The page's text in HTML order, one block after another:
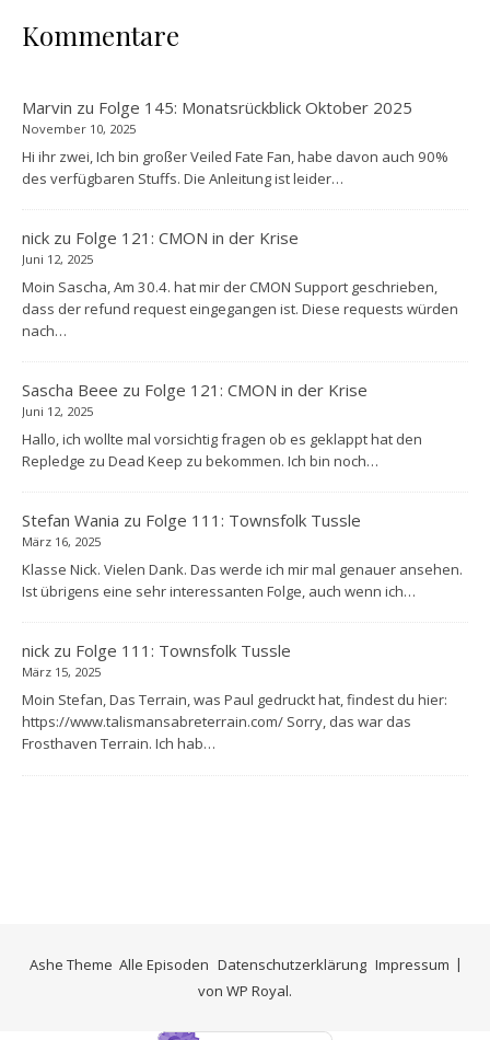
Kommentare
Marvin zu Folge 145: Monatsrückblick Oktober 2025
November 10, 2025
Hi ihr zwei, Ich bin großer Veiled Fate Fan, habe davon auch 90%
des verfügbaren Stuffs. Die Anleitung ist leider…
nick zu Folge 121: CMON in der Krise
Juni 12, 2025
Moin Sascha, Am 30.4. hat mir der CMON Support geschrieben,
dass der refund request eingegangen ist. Diese requests würden
nach…
Sascha Beee zu Folge 121: CMON in der Krise
Juni 12, 2025
Hallo, ich wollte mal vorsichtig fragen ob es geklappt hat den
Repledge zu Dead Keep zu bekommen. Ich bin noch…
Stefan Wania zu Folge 111: Townsfolk Tussle
März 16, 2025
Klasse Nick. Vielen Dank. Das werde ich mir mal genauer ansehen.
Ist übrigens eine sehr interessanten Folge, auch wenn ich…
nick zu Folge 111: Townsfolk Tussle
März 15, 2025
Moin Stefan, Das Terrain, was Paul gedruckt hat, findest du hier:
https://www.talismansabreterrain.com/ Sorry, das war das
Frosthaven Terrain. Ich hab…
Alle Episoden Datenschutzerklärung Impressum
Ashe Theme
von WP Royal.